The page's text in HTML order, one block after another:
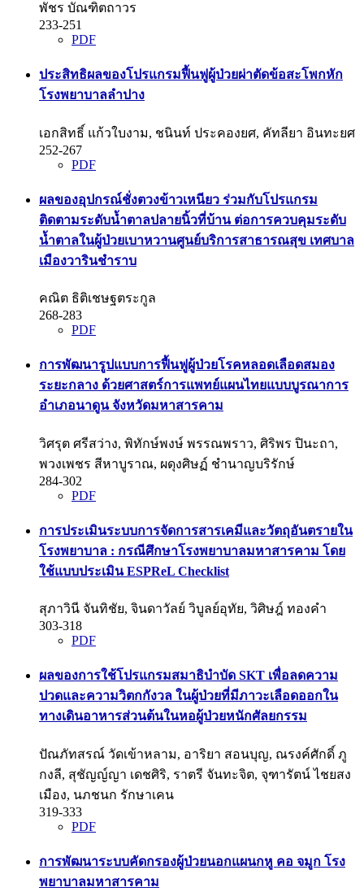
พัชร บัณฑิตถาวร
233-251
PDF
ประสิทธิผลของโปรแกรมฟื้นฟูผู้ป่วยผ่าตัดข้อสะโพกหัก
โรงพยาบาลลำปาง
เอกสิทธิ์ แก้วใบงาม, ชนินท์ ประคองยศ, คัทลียา อินทะยศ
252-267
PDF
ผลของอุปกรณ์ชั่งตวงข้าวเหนียว ร่วมกับโปรแกรม
ติดตามระดับน้ำตาลปลายนิ้วที่บ้าน ต่อการควบคุมระดับ
น้ำตาลในผู้ป่วยเบาหวานศูนย์บริการสาธารณสุข เทศบาล
เมืองวารินชำราบ
คณิต ธิติเชษฐตระกูล
268-283
PDF
การพัฒนารูปแบบการฟื้นฟูผู้ป่วยโรคหลอดเลือดสมอง
ระยะกลาง ด้วยศาสตร์การแพทย์แผนไทยแบบบูรณาการ
อำเภอนาดูน จังหวัดมหาสารคาม
วิศรุต ศรีสว่าง, พิทักษ์พงษ์ พรรณพราว, ศิริพร ปินะถา,
พวงเพชร สีหาบูราณ, ผดุงศิษฏ์ ชำนาญบริรักษ์
284-302
PDF
การประเมินระบบการจัดการสารเคมีและวัตถุอันตรายใน
โรงพยาบาล : กรณีศึกษาโรงพยาบาลมหาสารคาม โดย
ใช้แบบประเมิน ESPReL Checklist
สุภาวินี จันทิชัย, จินดาวัลย์ วิบูลย์อุทัย, วิศิษฎ์ ทองคำ
303-318
PDF
ผลของการใช้โปรแกรมสมาธิบำบัด SKT เพื่อลดความ
ปวดและความวิตกกังวล ในผู้ป่วยที่มีภาวะเลือดออกใน
ทางเดินอาหารส่วนต้นในหอผู้ป่วยหนักศัลยกรรม
ปัณภัทสรณ์ วัดเข้าหลาม, อาริยา สอนบุญ, ณรงค์ศักดิ์ ภู
กงลี, สุชัญญ์ญา เดชศิริ, ราตรี จันทะจิต, จุฑารัตน์ ไชยสง
เมือง, นภชนก รักษาเคน
319-333
PDF
การพัฒนาระบบคัดกรองผู้ป่วยนอกแผนกหู คอ จมูก โรง
พยาบาลมหาสารคาม